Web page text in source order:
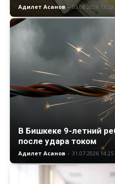
Адилет Асанов - 05.08.2026 13:53
В Бишкеке 9-летний
после удара током
Адилет Асанов - 31.07.2026 14:25